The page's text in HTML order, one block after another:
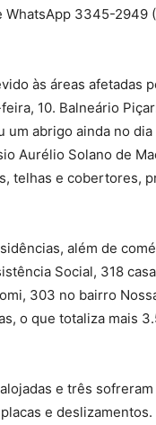
3345-2949
às áreas afetadas
10. Balneário
um abrigo ainda no
Aurélio Solano de
telhas e cobertores,
além de
Social, 318
303 no bairro
o que totaliza mais
e três
e deslizamentos.